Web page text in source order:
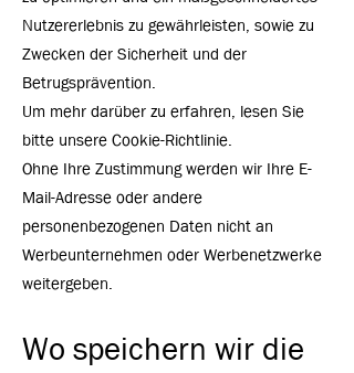
Nutzererlebnis zu gewährleisten, sowie zu
Zwecken der Sicherheit und der
Betrugsprävention.
Um mehr darüber zu erfahren, lesen Sie
bitte unsere Cookie-Richtlinie.
Ohne Ihre Zustimmung werden wir Ihre E-
Mail-Adresse oder andere
personenbezogenen Daten nicht an
Werbeunternehmen oder Werbenetzwerke
weitergeben.
Wo speichern wir die